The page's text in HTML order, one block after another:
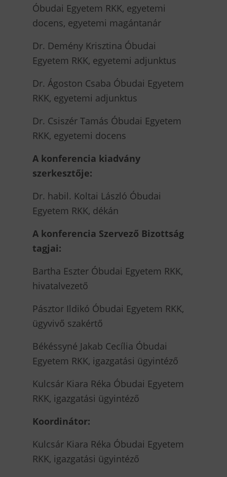
Óbudai Egyetem RKK, egyetemi
docens, egyetemi magántanár
Dr. Demény Krisztina Óbudai
Egyetem RKK, egyetemi adjunktus
Dr. Ágoston Csaba Óbudai Egyetem
RKK, egyetemi adjunktus
Dr. Csiszér Tamás Óbudai Egyetem
RKK, egyetemi docens
A konferencia kiadvány
szerkesztője:
Dr. habil. Koltai László Óbudai
Egyetem RKK, dékán
A konferencia Szervező Bizottság
tagjai:
Bartha Eszter Óbudai Egyetem RKK,
hivatalvezető
Pásztor Ildikó Óbudai Egyetem RKK,
ügyvivő szakértő
Békéssyné Jakab Cecília Óbudai
Egyetem RKK, igazgatási ügyintéző
Kulcsár Kiara Réka Óbudai Egyetem
RKK, igazgatási ügyintéző
Koordinátor:
Kulcsár Kiara Réka Óbudai Egyetem
RKK, igazgatási ügyintéző